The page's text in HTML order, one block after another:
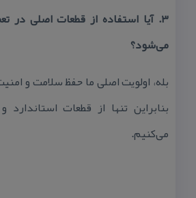
۳. آیا استفاده از قطعات اصلی در
می‌شود؟
بله، اولویت اصلی ما حفظ سلامت و
بنابراین تنها از قطعات استاندارد
می‌كنیم.